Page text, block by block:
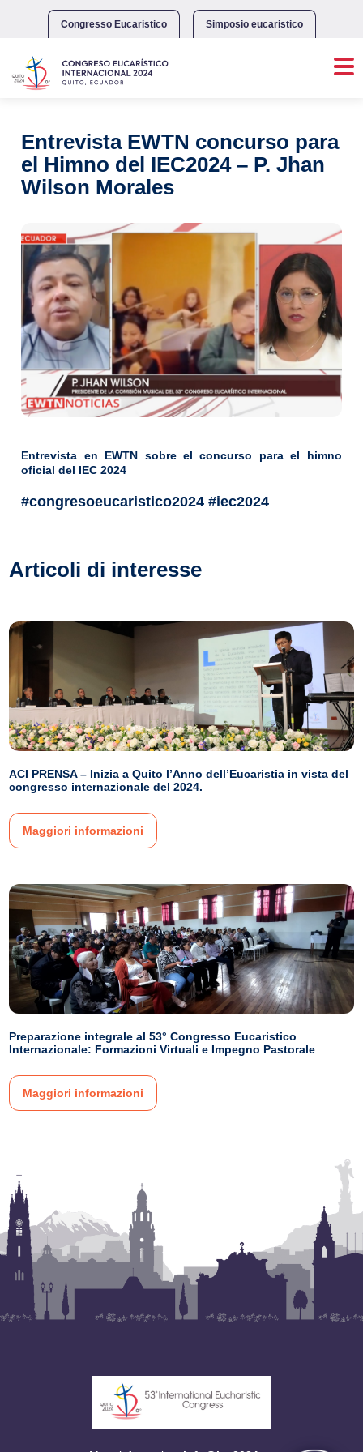
Congresso Eucaristico Simposio eucaristico
Entrevista EWTN concurso para
el Himno del IEC2024 – P. Jhan
Wilson Morales
Entrevista en EWTN sobre el concurso para el himno
oficial del IEC 2024
#congresoeucaristico2024 #iec2024
Articoli di interesse
ACI PRENSA – Inizia a Quito l’Anno dell’Eucaristia in vista del
congresso internazionale del 2024.
Maggiori informazioni
Preparazione integrale al 53° Congresso Eucaristico
Internazionale: Formazioni Virtuali e Impegno Pastorale
Maggiori informazioni